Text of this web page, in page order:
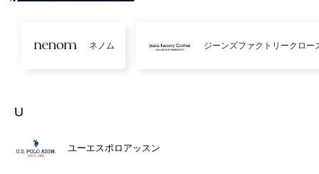
ネノム ジーンズファクトリークロー
U
ユーエスポロアッスン